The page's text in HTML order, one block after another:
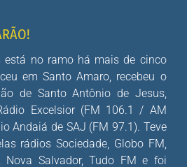
está no ramo há mais de cinco
em Santo Amaro, recebeu o
de Santo Antônio de Jesus,
Excelsior (FM 106.1 / AM
Andaiá de SAJ (FM 97.1). Teve
rádios Sociedade, Globo FM,
Nova Salvador, Tudo FM e foi